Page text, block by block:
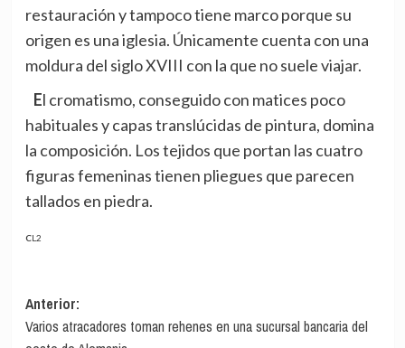
restauración y tampoco tiene marco porque su
origen es una iglesia. Únicamente cuenta con una
moldura del siglo XVIII con la que no suele viajar.
El cromatismo, conseguido con matices poco
habituales y capas translúcidas de pintura, domina
la composición. Los tejidos que portan las cuatro
figuras femeninas tienen pliegues que parecen
tallados en piedra.
CL2
Navegación
de
Anterior:
Varios atracadores toman rehenes en una sucursal bancaria del